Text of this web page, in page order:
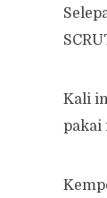
Kali
pakai